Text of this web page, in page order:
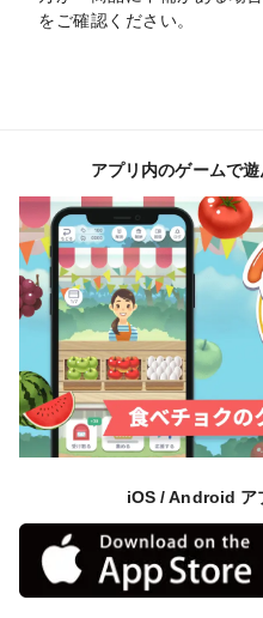
をご確認ください。
アプリ内のゲームで
iOS / Android ア